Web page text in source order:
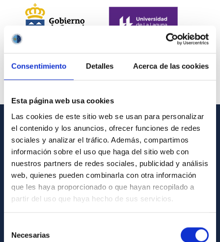
Consentimiento Detalles Acerca de las cookies
Esta página web usa cookies
Las cookies de este sitio web se usan para personalizar
el contenido y los anuncios, ofrecer funciones de redes
sociales y analizar el tráfico. Además, compartimos
información sobre el uso que haga del sitio web con
nuestros partners de redes sociales, publicidad y análisis
web, quienes pueden combinarla con otra información
que les haya proporcionado o que hayan recopilado a
partir del uso que haya hecho de sus servicios.
Necesarias
INFORMACIÓN GENERAL
Contacto
Cómo llegar al IAC
Directorio de personal
Biblioteca